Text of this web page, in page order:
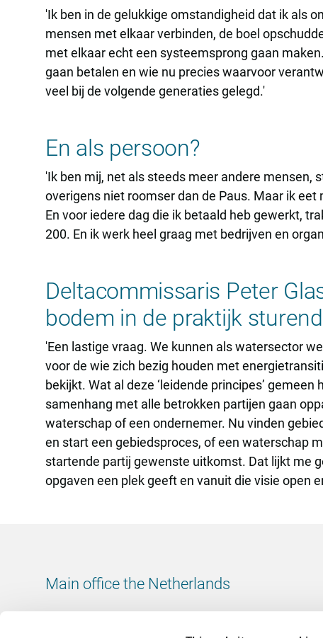
'Ik ben in de gelukkige omstandigheid dat ik als
mensen met elkaar verbinden, de boel
met elkaar echt een systeemsprong gaan
gaan betalen en wie nu precies waarvoor
veel bij de volgende generaties gelegd.'
En als persoon?
'Ik ben mij, net als steeds meer andere mensen,
overigens niet roomser dan de Paus. Maar ik
En voor iedere dag die ik betaald heb gewerkt,
200. En ik werk heel graag met bedrijven en
Deltacommissaris Peter
bodem in de praktijk
'Een lastige vraag. We kunnen als watersector
voor de wie zich bezig houden met
bekijkt. Wat al deze ‘leidende principes’
samenhang met alle betrokken partijen gaan
waterschap of een ondernemer. Nu vinden
en start een gebiedsproces, of een waterschap
startende partij gewenste uitkomst. Dat lijkt me
opgaven een plek geeft en vanuit die visie open
Main office the Netherlands